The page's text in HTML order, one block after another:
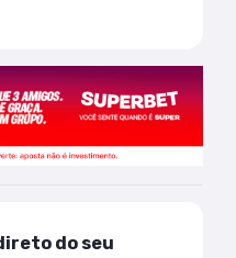
do seu